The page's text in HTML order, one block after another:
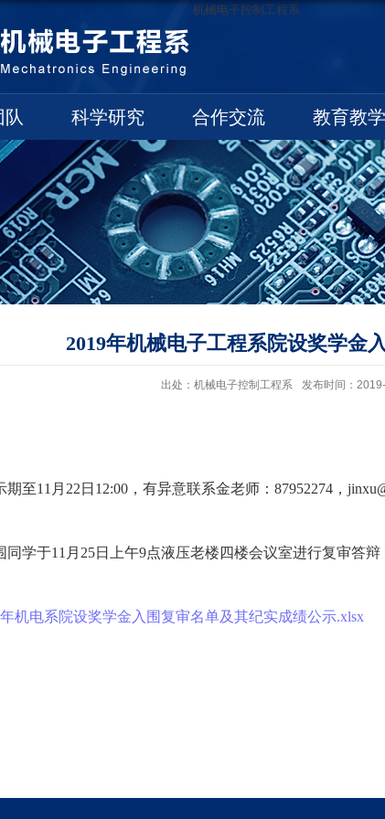
机械电子控制工程系
科学研究 合作交流 教育教学
2019年机械电子工程系院设奖学金
出处：机械电子控制工程系 发布时间：
期至11 月 22 日 12:00，有异意联系金老师 ：87952274，
同学于11 月 25日上午9点液压老楼四楼会议室进行复审答辩
年机电系院设奖学金入围复审名单及其纪实成绩公示.xlsx